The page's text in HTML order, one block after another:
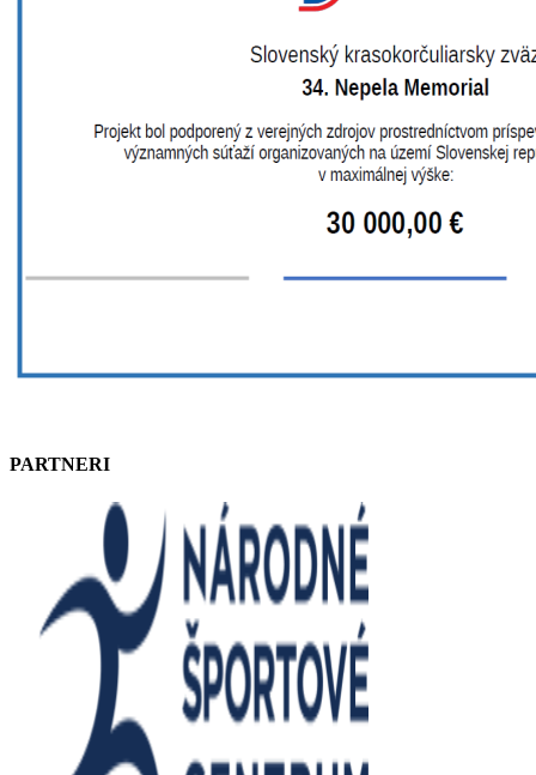
PARTNERI